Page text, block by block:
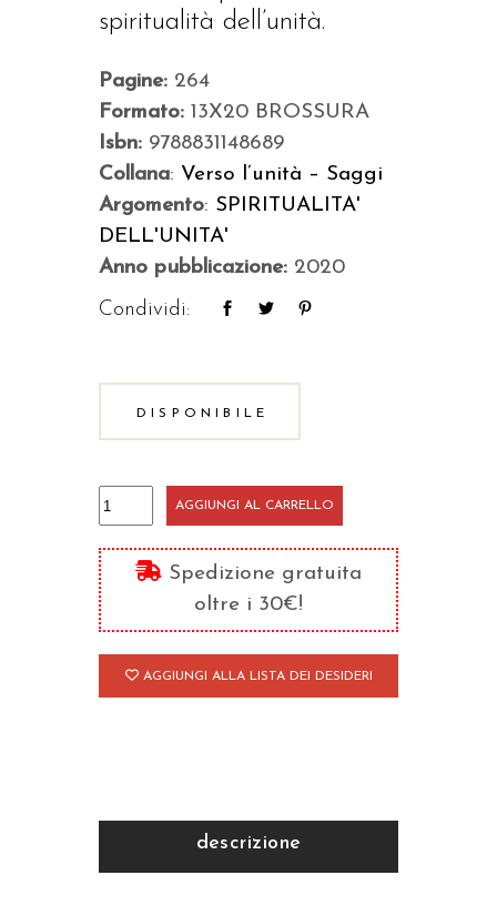
spiritualità dell’unità.
Pagine: 264
Formato: 13X20 BROSSURA
Isbn: 9788831148689
Collana: Verso l’unità – Saggi
Argomento: SPIRITUALITA'
DELL'UNITA'
Anno pubblicazione: 2020
Condividi:
DISPONIBILE
Luce
che
avvolge
il
mondo
quantità
AGGIUNGI AL CARRELLO
Spedizione gratuita
oltre i 30€!
AGGIUNGI ALLA LISTA DEI DESIDERI
descrizione